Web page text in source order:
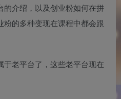
的介绍，以及创业粉如何在拼
的多种变现在课程中都会跟
老平台了，这些老平台现在